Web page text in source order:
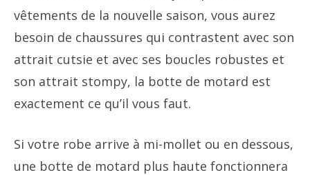
vêtements de la nouvelle saison, vous aurez
besoin de chaussures qui contrastent avec son
attrait cutsie et avec ses boucles robustes et
son attrait stompy, la botte de motard est
exactement ce qu’il vous faut.
Si votre robe arrive à mi-mollet ou en dessous,
une botte de motard plus haute fonctionnera